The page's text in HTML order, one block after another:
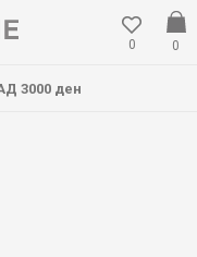
0
0
3000 ден